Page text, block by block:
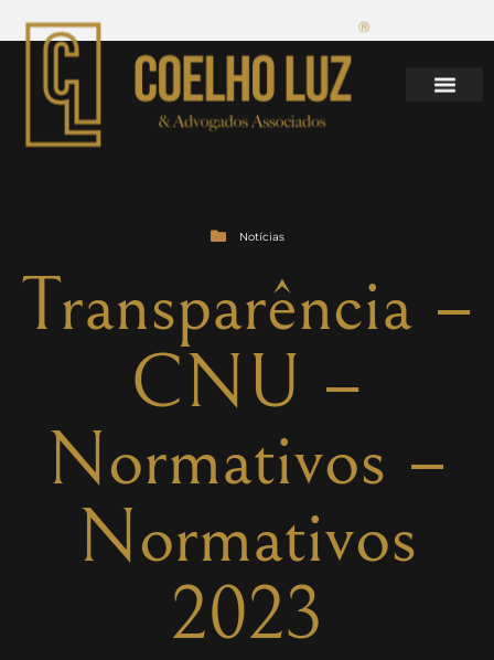
Notícias
Transparência –
CNU –
Normativos –
Normativos
2023